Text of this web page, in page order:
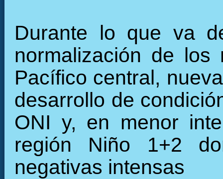
Durante lo que va
normalización de
Pacífico central,
desarrollo de
ONI y, en menor
región Niño 1+2
negativas intensas